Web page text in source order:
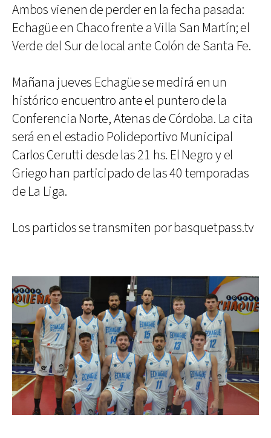
Ambos vienen de perder en la fecha pasada:
Echagüe en Chaco frente a Villa San Martín; el
Verde del Sur de local ante Colón de Santa Fe.
Mañana jueves Echagüe se medirá en un
histórico encuentro ante el puntero de la
Conferencia Norte, Atenas de Córdoba. La cita
será en el estadio Polideportivo Municipal
Carlos Cerutti desde las 21 hs. El Negro y el
Griego han participado de las 40 temporadas
de La Liga.
Los partidos se transmiten por basquetpass.tv